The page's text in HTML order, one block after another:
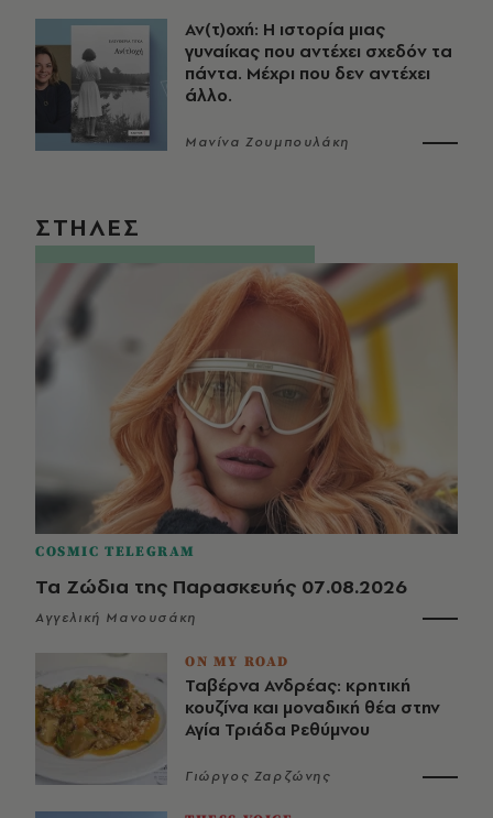
Αν(τ)οχή: Η ιστορία μιας
γυναίκας που αντέχει σχεδόν τα
πάντα. Μέχρι που δεν αντέχει
άλλο.
Μανίνα Ζουμπουλάκη
ΣΤΗΛΕΣ
COSMIC TELEGRAM
Τα Ζώδια της Παρασκευής 07.08.2026
Αγγελική Μανουσάκη
ON MY ROAD
Ταβέρνα Ανδρέας: κρητική
κουζίνα και μοναδική θέα στην
Αγία Τριάδα Ρεθύμνου
Γιώργος Ζαρζώνης